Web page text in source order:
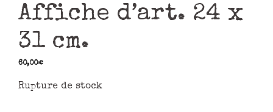
Affiche d’art. 24 x
31 cm.
60,00€
Rupture de stock